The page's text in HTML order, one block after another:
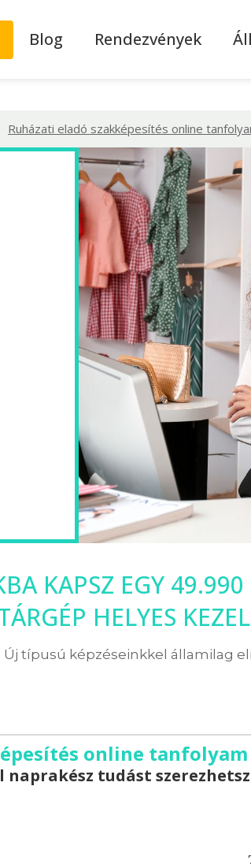
Blog Rendezvények
Ruházati eladó szakképesítés online
KAPSZ EGY
HELYES
Új típusú képzéseinkkel államilag
online tanfolyam
naprakész tudást